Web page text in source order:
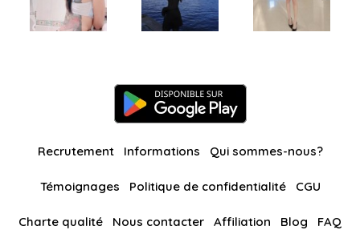
Recrutement Informations Qui sommes-nous?
Témoignages Politique de confidentialité CGU
Charte qualité Nous contacter Affiliation Blog FAQ